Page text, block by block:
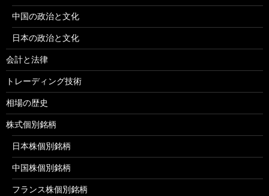
中国の政治と文化
日本の政治と文化
会計と法律
トレーディング技術
相場の歴史
株式個別銘柄
日本株個別銘柄
中国株個別銘柄
フランス株個別銘柄